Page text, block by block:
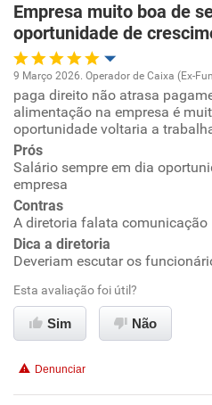
Empresa muito boa de
oportunidade de
Oportunidade de promoção
Conciliação com a vida familiar
Benefícios
9 Março 2026. Operador de Caixa (Ex-
paga direito não atrasa
alimentação na empresa é
oportunidade voltaria a
Prós
Salário sempre em dia
empresa
Contras
A diretoria falata comunicação
Dica a diretoria
Deveriam escutar os
Esta avaliação foi útil?
Sim Não
Denunciar